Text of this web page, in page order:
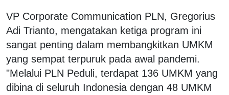
VP Corporate Communication PLN, Gregorius
Adi Trianto, mengatakan ketiga program ini
sangat penting dalam membangkitkan UMKM
yang sempat terpuruk pada awal pandemi.
"Melalui PLN Peduli, terdapat 136 UMKM yang
dibina di seluruh Indonesia dengan 48 UMKM